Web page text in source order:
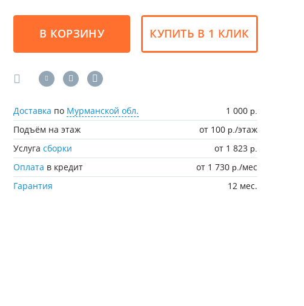
В КОРЗИНУ КУПИТЬ В 1 КЛИК
Доставка по Мурманской обл. 1 000 р.
Подъём на этаж от 100 р./этаж
Услугасборки от 1 823 р.
Оплата в кредит от 1 730 р./мес
Гарантия
12 мес.